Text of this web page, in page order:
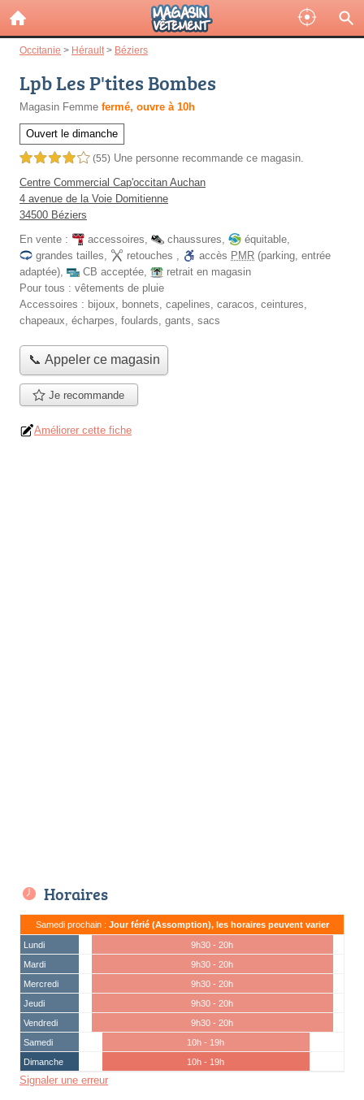
Occitanie > Hérault > Béziers
Lpb Les P'tites Bombes
Magasin Femme fermé, ouvre à 10h
Ouvert le dimanche
4,0 étoiles sur 5 (55) Une personne recommande ce magasin.
Centre Commercial Cap'occitan Auchan
4 avenue de la Voie Domitienne
34500 Béziers
En vente :
accessoires, chaussures, équitable,
grandes tailles, retouches , accès PMR (parking, entrée
adaptée), CB acceptée,
retrait en magasin
Pour tous : vêtements de pluie
Accessoires : bijoux, bonnets, capelines, caracos, ceintures,
chapeaux, écharpes, foulards, gants, sacs
📞 Appeler ce magasin
Je recommande
Améliorer cette fiche
Horaires
Samedi prochain : Jour férié (Assomption), les horaires peuvent varier
Lundi
9h30 - 20h
Mardi
9h30 - 20h
Mercredi
9h30 - 20h
Jeudi
9h30 - 20h
Vendredi
9h30 - 20h
Samedi
10h - 19h
Dimanche
10h - 19h
Signaler une erreur